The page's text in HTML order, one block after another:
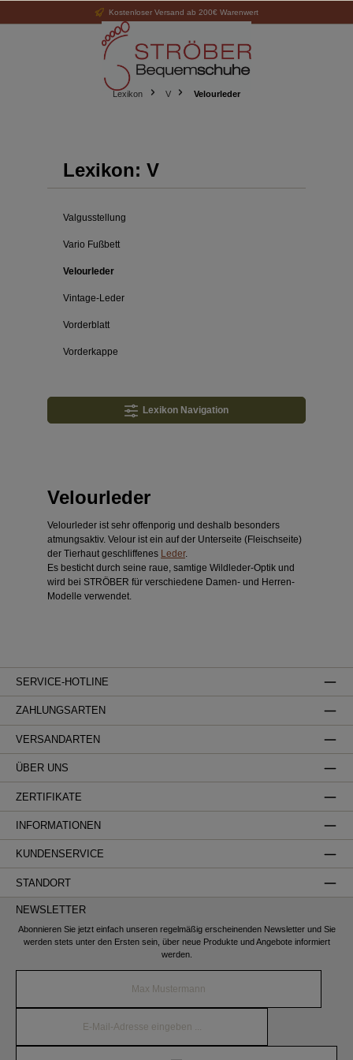
Kostenloser Versand ab 200€ Warenwert
Lexikon V Velourleder
Lexikon: V
Valgusstellung
Vario Fußbett
Velourleder
Vintage-Leder
Vorderblatt
Vorderkappe
Lexikon Navigation
Velourleder
Velourleder ist sehr offenporig und deshalb besonders
atmungsaktiv. Velour ist ein auf der Unterseite (Fleischseite)
der Tierhaut geschliffenes Leder.
Es besticht durch seine raue, samtige Wildleder-Optik und
wird bei STRÖBER für verschiedene Damen- und Herren-
Modelle verwendet.
SERVICE-HOTLINE
ZAHLUNGSARTEN
VERSANDARTEN
ÜBER UNS
ZERTIFIKATE
INFORMATIONEN
KUNDENSERVICE
STANDORT
NEWSLETTER
Abonnieren Sie jetzt einfach unseren regelmäßig erscheinenden Newsletter und Sie
werden stets unter den Ersten sein, über neue Produkte und Angebote informiert
werden.
Mail-